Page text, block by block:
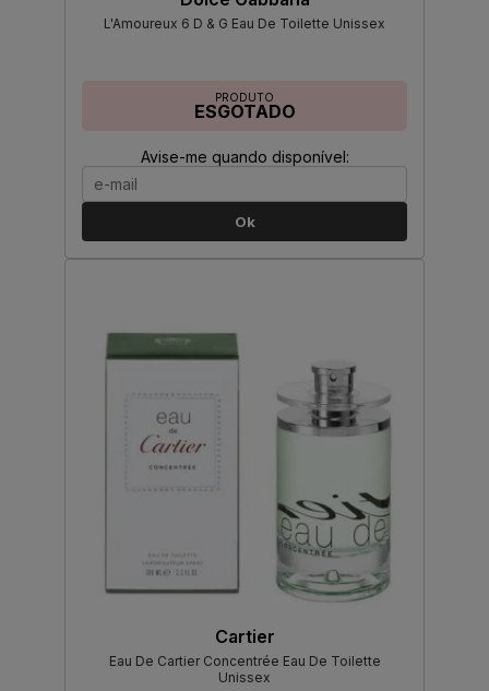
L'Amoureux 6 D & G Eau De Toilette Unissex
PRODUTO
ESGOTADO
Avise-me quando disponível:
Ok
Cartier
Eau De Cartier Concentrée Eau De Toilette
Unissex